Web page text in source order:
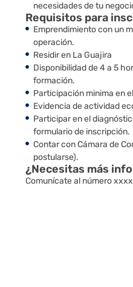
necesidades de tu
Requisitos para
Emprendimiento con un
operación.
Residir en La Guajira
Disponibilidad de 4 a 5
formación.
Participación minima en
Evidencia de actividad
Participar en el
formulario de inscripción.
Contar con Cámara de
postularse).
¿Necesitas más
Comunícate al número